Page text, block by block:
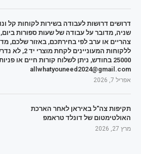
שניה, מדובר על עבודה של שעות ספורות
צהריים או ערב לפי בחירתכם, באזור שלכם,
25000 בחודש, ניתן לשלוח קורות חיים או
allwhatyouneed2024@gmail.com
אפריל 7, 2026
תקיפות צה"ל באיראן לאחר הארכת
האולטימטום של דונלד טראמפ
מרץ 27, 2026